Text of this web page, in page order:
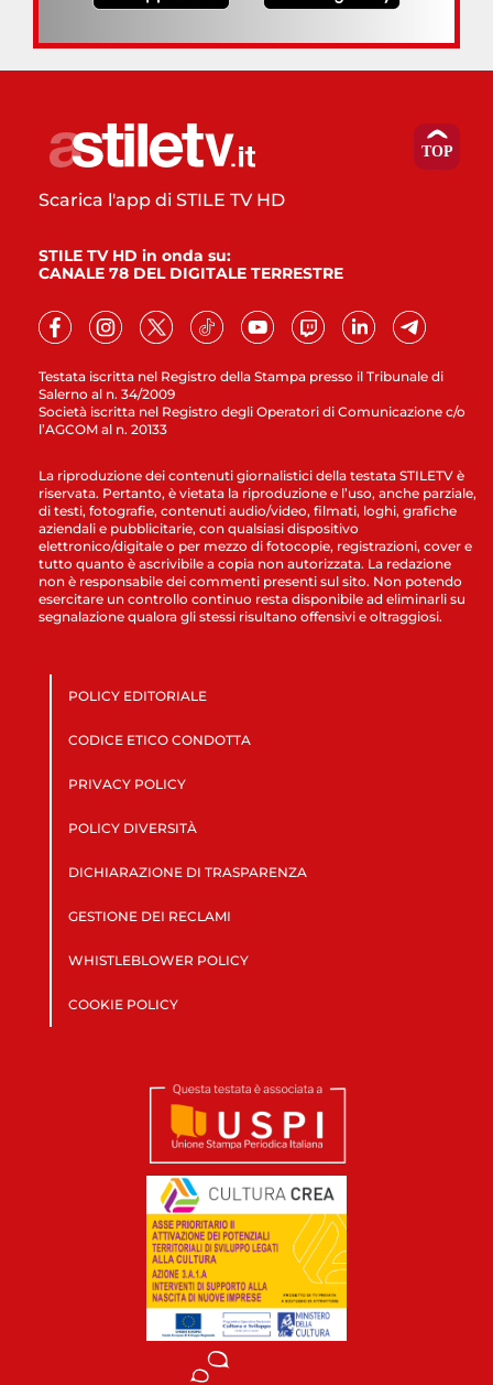
Testata iscritta nel Registro della Stampa presso il Tribunale di
Salerno al n. 34/2009
Società iscritta nel Registro degli Operatori di Comunicazione c/o
l’AGCOM al n. 20133
Scarica l'app di STILE TV HD
STILE TV HD in onda su:
CANALE 78 DEL DIGITALE TERRESTRE
La riproduzione dei contenuti giornalistici della testata STILETV è
riservata. Pertanto, è vietata la riproduzione e l’uso, anche parziale,
di testi, fotografie, contenuti audio/video, filmati, loghi, grafiche
aziendali e pubblicitarie, con qualsiasi dispositivo
elettronico/digitale o per mezzo di fotocopie, registrazioni, cover e
tutto quanto è ascrivibile a copia non autorizzata. La redazione
non è responsabile dei commenti presenti sul sito. Non potendo
esercitare un controllo continuo resta disponibile ad eliminarli su
segnalazione qualora gli stessi risultano offensivi e oltraggiosi.
POLICY EDITORIALE
CODICE ETICO CONDOTTA
PRIVACY POLICY
POLICY DIVERSITÀ
DICHIARAZIONE DI TRASPARENZA
GESTIONE DEI RECLAMI
WHISTLEBLOWER POLICY
COOKIE POLICY